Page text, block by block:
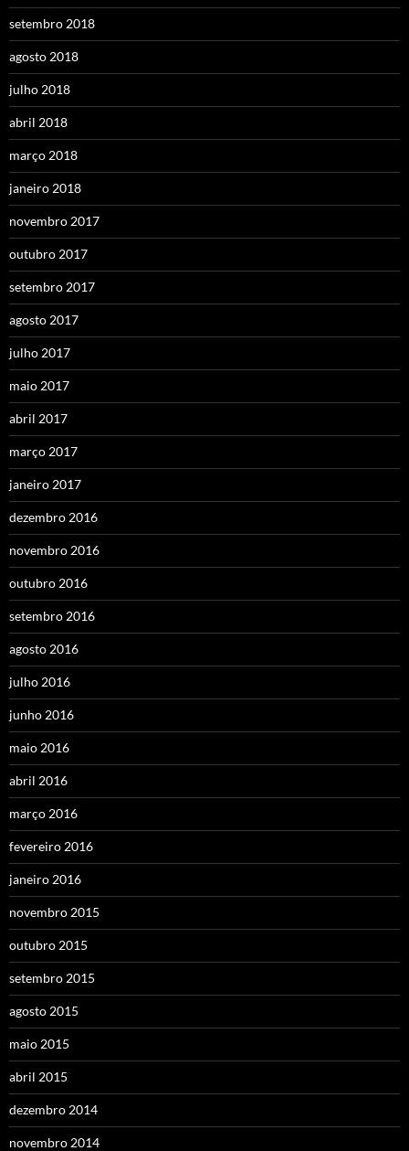
setembro 2018
agosto 2018
julho 2018
abril 2018
março 2018
janeiro 2018
novembro 2017
outubro 2017
setembro 2017
agosto 2017
julho 2017
maio 2017
abril 2017
março 2017
janeiro 2017
dezembro 2016
novembro 2016
outubro 2016
setembro 2016
agosto 2016
julho 2016
junho 2016
maio 2016
abril 2016
março 2016
fevereiro 2016
janeiro 2016
novembro 2015
outubro 2015
setembro 2015
agosto 2015
maio 2015
abril 2015
dezembro 2014
novembro 2014